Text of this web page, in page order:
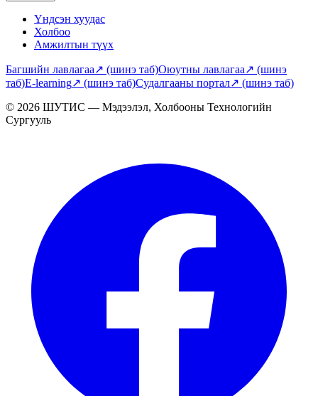
Үндсэн хуудас
Холбоо
Амжилтын түүх
Багшийн лавлагаа↗ (шинэ таб)Оюутны лавлагаа↗ (шинэ
таб)E-learning↗ (шинэ таб)Судалгааны портал↗ (шинэ таб)
© 2026 ШУТИС — Мэдээлэл, Холбооны Технологийн
Сургууль